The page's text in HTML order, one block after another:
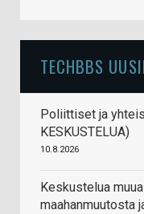
TECHBBS
Poliittiset ja
KESKUSTELUA)
10.8.2026
Keskustelua
maahanmuutosta